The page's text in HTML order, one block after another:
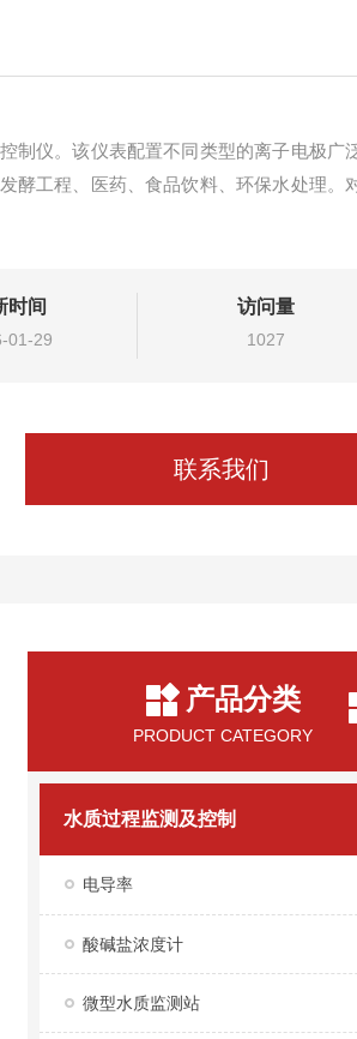
制仪。该仪表配置不同类型的离子电极广
酵工程、医药、食品饮料、环保水处理。
时间
01-29
访问量
1027
联系我们
产品分类
PRODUCT CATEGORY
水质过程监测及控制
电导率
酸碱盐浓度计
微型水质监测站